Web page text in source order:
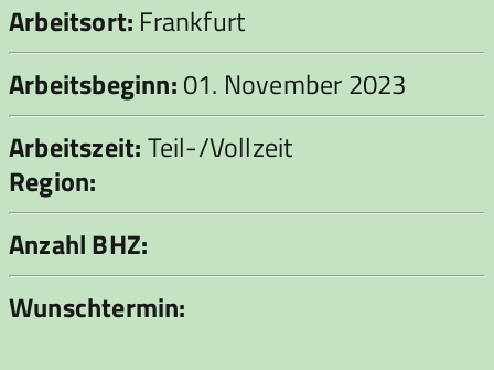
Arbeitsort: Frankfurt
Arbeitsbeginn:01. November 2023
Arbeitszeit:Teil-/Vollzeit
Region:
Anzahl BHZ:
Wunschtermin: